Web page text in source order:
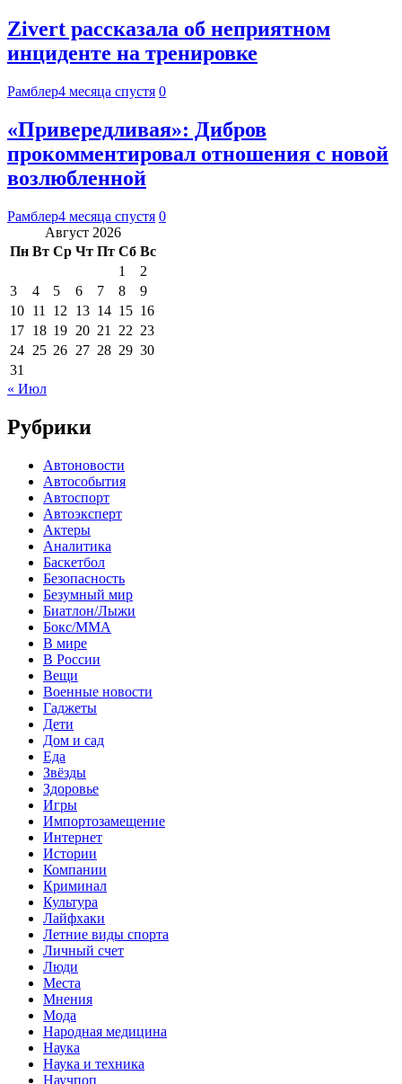
Zivert рассказала об неприятном
инциденте на тренировке
Рамблер4 месяца спустя 0
«Привередливая»: Дибров
прокомментировал отношения с новой
возлюбленной
Рамблер4 месяца спустя 0
Август 2026
Пн Вт Ср Чт Пт Сб Вс
1
2
3
4 5 6 7 8
9
10 11 12 13 14 15 16
17 18 19 20 21 22 23
24 25 26 27 28 29 30
31
« Июл
Рубрики
Автоновости
Автособытия
Автоспорт
Автоэксперт
Актеры
Аналитика
Баскетбол
Безопасность
Безумный мир
Биатлон/Лыжи
Бокс/MMA
В мире
В России
Вещи
Военные новости
Гаджеты
Дети
Дом и сад
Еда
Звёзды
Здоровье
Игры
Импортозамещение
Интернет
Истории
Компании
Криминал
Культура
Лайфхаки
Летние виды спорта
Личный счет
Люди
Места
Мнения
Мода
Народная медицина
Наука
Наука и техника
Научпоп